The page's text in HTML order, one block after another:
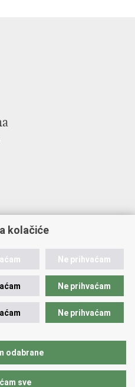
kolačiće
Ne prihvaćam
Ne prihvaćam
Ne prihvaćam
odabrane
sve